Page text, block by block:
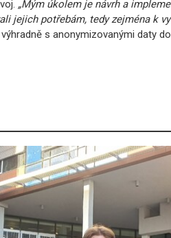
„Mým úkolem je návrh a
jejich potřebám, tedy zejména k
s anonymizovanými daty